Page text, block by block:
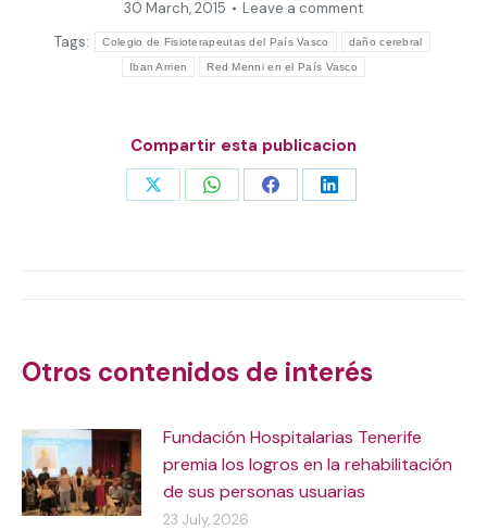
30 March, 2015
Leave a comment
Tags:
Colegio de Fisioterapeutas del País Vasco daño cerebral
Iban Arrien Red Menni en el País Vasco
Compartir esta publicacion
Share Share Share Share
Otros contenidos de interés
Fundación Hospitalarias Tenerife
premia los logros en la rehabilitación
de sus personas usuarias
23 July, 2026